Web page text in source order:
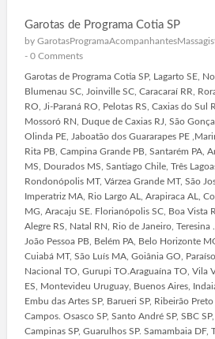
Garotas de Programa Cotia SP
by
- 0 Comments
Garotas de Programa Cotia SP, Lagarto SE,
Blumenau SC, Joinville SC, Caracaraí RR,
RO, Ji-Paraná RO, Pelotas RS, Caxias do Sul
Mossoró RN, Duque de Caxias RJ, São
Olinda PE, Jaboatão dos Guararapes PE
Rita PB, Campina Grande PB, Santarém PA,
MS, Dourados MS, Santiago Chile, Três
Rondonópolis MT, Várzea Grande MT, São
Imperatriz MA, Rio Largo AL, Arapiraca AL,
MG, Aracaju SE. Florianópolis SC, Boa Vista
Alegre RS, Natal RN, Rio de Janeiro, Teresina
João Pessoa PB, Belém PA, Belo Horizonte
Cuiabá MT, São Luís MA, Goiânia GO,
Nacional TO, Gurupi TO.Araguaína TO, Vila
ES, Montevideu Uruguay, Buenos Aires,
Embu das Artes SP, Barueri SP, Ribeirão
Campos. Osasco SP, Santo André SP, SBC
Campinas SP, Guarulhos SP. Samambaia DF,